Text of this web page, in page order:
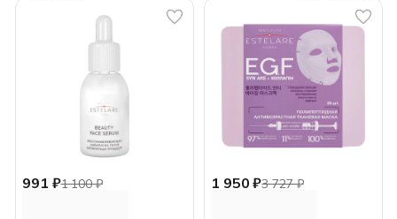
991 ₽1 100 ₽ 1 950 ₽3 727 ₽